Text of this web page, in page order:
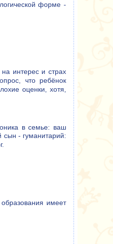
форме -
интерес и страх
что ребёнок
оценки, хотя,
в семье: ваш
сын - гуманитарий:
имеет